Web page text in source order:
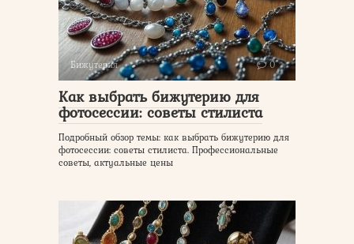
Бижутерия 0
Как выбрать бижутерию для
фотосессии: советы стилиста
Подробный обзор темы: как выбрать бижутерию для
фотосессии: советы стилиста. Профессиональные
советы, актуальные цены